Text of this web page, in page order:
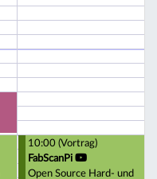
10:00 (Vortrag)
FabScanPi
Open Source Hard- und